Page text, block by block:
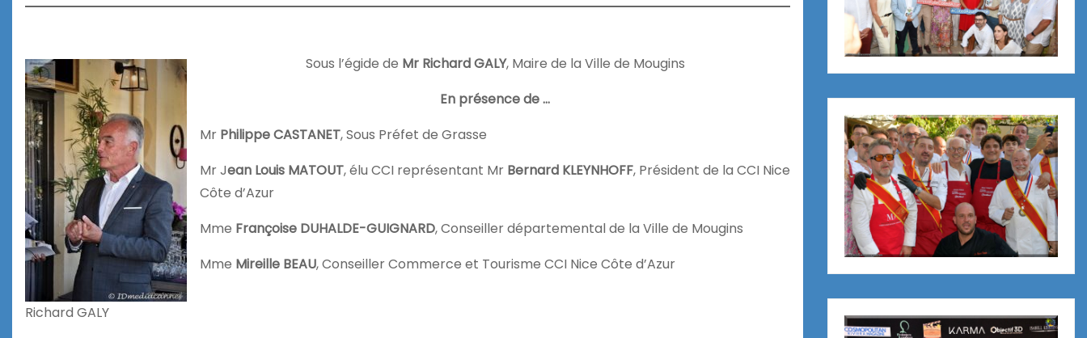
Richard GALY
Sous l’égide de Mr Richard GALY, Maire de la Ville de Mougins
En présence de …
Mr Philippe CASTANET, Sous Préfet de Grasse
Mr Jean Louis MATOUT, élu CCI représentant Mr Bernard KLEYNHOFF, Président de la CCI Nice
Côte d’Azur
Mme Françoise DUHALDE-GUIGNARD, Conseiller départemental de la Ville de Mougins
Mme Mireille BEAU, Conseiller Commerce et Tourisme CCI Nice Côte d’Azur